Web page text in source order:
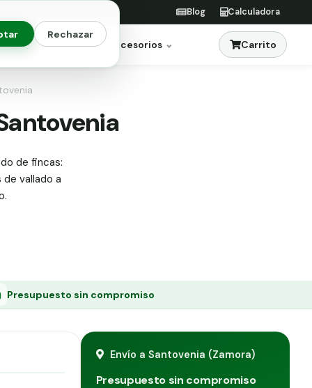
Rechazar
Blog Calculadora
Jardinería Accesorios Carrito
de fincas:
vallado a
Presupuesto sin compromiso
Envío a Santovenia (Zamora)
Presupuesto sin compromiso